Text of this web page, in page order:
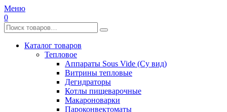
Меню
0
Каталог товаров
Тепловое
Аппараты Sous Vide (Су вид)
Витрины тепловые
Дегидраторы
Котлы пищеварочные
Макароноварки
Пароконвектоматы